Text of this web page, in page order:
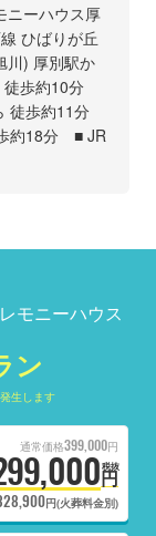
ニーハウス厚
ひばりが丘
) 厚別駅か
徒歩約10分
徒歩約11分
約18分 ■ JR
モニーハウス
ン
生します
通常価格399,000円
円
税抜
円(火葬料金別)